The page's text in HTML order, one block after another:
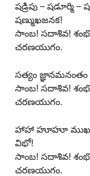
షడ్రిపు – షడూర్మి
షణ్ముఖజనక!
సాంబ! సదాశివ!
చరణయుగం.
సత్యం జ్ఞానమనంతం
సాంబ! సదాశివ!
చరణయుగం.
హాహా హూహూ
విభో!
సాంబ! సదాశివ!
చరణయుగం.